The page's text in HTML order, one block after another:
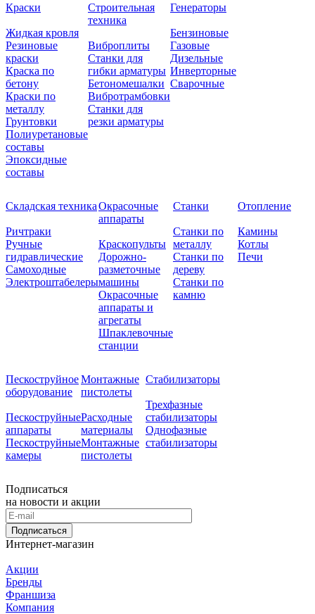
Краски
Жидкая кровля
Резиновые
краски
Краска по
бетону
Краски по
металлу
Грунтовки
Полиуретановые
составы
Эпоксидные
составы
Строительная
техника
Виброплиты
Станки для
гибки арматуры
Бетономешалки
Вибротрамбовки
Станки для
резки арматуры
Генераторы
Бензиновые
Газовые
Дизельные
Инверторные
Сварочные
Складская техника
Ричтраки
Ручные
гидравлические
Самоходные
Электроштабелеры
Окрасочные
аппараты
Краскопульты
Дорожно-
разметочные
машины
Окрасочные
аппараты и
агрегаты
Шпаклевочные
станции
Станки
Станки по
металлу
Станки по
дереву
Станки по
камню
Отопление
Камины
Котлы
Печи
Пескоструйное
оборудование
Пескоструйные
аппараты
Пескоструйные
камеры
Монтажные
пистолеты
Расходные
материалы
Монтажные
пистолеты
Стабилизаторы
Трехфазные
стабилизаторы
Однофазные
стабилизаторы
Подписаться
на новости и акции
Подписаться
Интернет-магазин
Акции
Бренды
Франшиза
Компания